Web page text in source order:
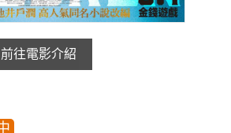
前往電影介紹
加入iShow
會員Q&A